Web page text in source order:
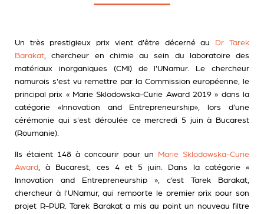
Un très prestigieux prix vient d'être décerné au Dr Tarek
Barakat, chercheur en chimie au sein du laboratoire des
matériaux inorganiques (CMI) de l'UNamur. Le chercheur
namurois s'est vu remettre par la Commission européenne, le
principal prix « Marie Sklodowska-Curie Award 2019 » dans la
catégorie «Innovation and Entrepreneurship», lors d'une
cérémonie qui s'est déroulée ce mercredi 5 juin à Bucarest
(Roumanie).
Ils étaient 148 à concourir pour un Marie Sklodowska-Curie
Award, à Bucarest, ces 4 et 5 juin. Dans la catégorie «
Innovation and Entrepreneurship », c’est Tarek Barakat,
chercheur à l'UNamur, qui remporte le premier prix pour son
projet R-PUR. Tarek Barakat a mis au point un nouveau filtre